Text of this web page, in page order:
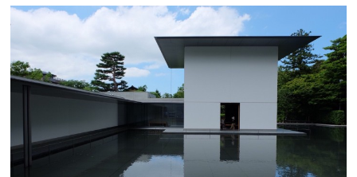
分譲モデルハウス
おすすめ分譲地
手間ひまかけた家づくり